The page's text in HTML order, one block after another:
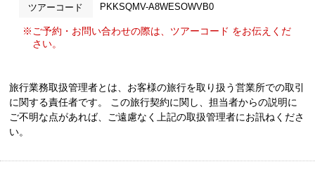
ツアーコード PKKSQMV-A8WESOWVB0
※ご予約・お問い合わせの際は、ツアーコード をお伝えくだ
さい。
旅行業務取扱管理者とは、お客様の旅行を取り扱う営業所での取引
に関する責任者です。 この旅行契約に関し、担当者からの説明に
ご不明な点があれば、ご遠慮なく上記の取扱管理者にお訊ねくださ
い。